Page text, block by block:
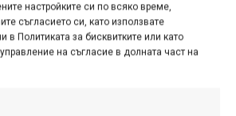
настройките си по всяко време,
съгласието си, като използвате
в Политиката за бисквитките или като
на съгласие в долната част на
ваши снимки за публикуване в
се с нас наinfo@mtb-bg.com
начините, описани в тази страница:
bg-contributors/